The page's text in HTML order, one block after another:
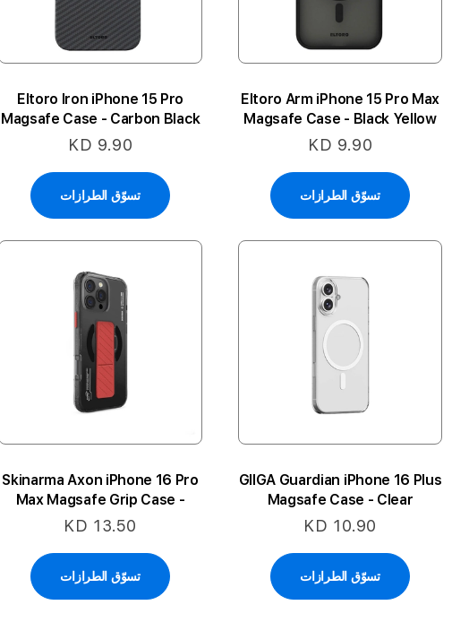
Eltoro Arm iPhone 15 Pro Max
Magsafe Case - Black Yellow
KD 9.90
تسوّق الطرازات
Eltoro Iron iPhone 15 Pro
Magsafe Case - Carbon Black
KD 9.90
تسوّق الطرازات
GIIGA Guardian iPhone 16 Plus
Magsafe Case - Clear
KD 10.90
تسوّق الطرازات
Skinarma Axon iPhone 16 Pro
Max Magsafe Grip Case -
Black
KD 13.50
تسوّق الطرازات